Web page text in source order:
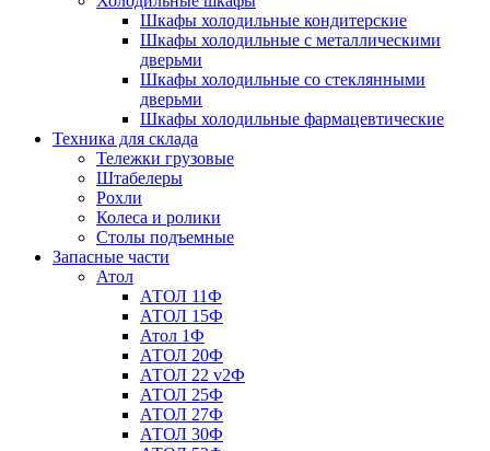
Шкафы холодильные кондитерские
Шкафы холодильные с металлическими
дверьми
Шкафы холодильные со стеклянными
дверьми
Шкафы холодильные фармацевтические
Техника для склада
Тележки грузовые
Штабелеры
Рохли
Колеса и ролики
Столы подъемные
Запасные части
Атол
АТОЛ 11Ф
АТОЛ 15Ф
Атол 1Ф
АТОЛ 20Ф
АТОЛ 22 v2Ф
АТОЛ 25Ф
АТОЛ 27Ф
АТОЛ 30Ф